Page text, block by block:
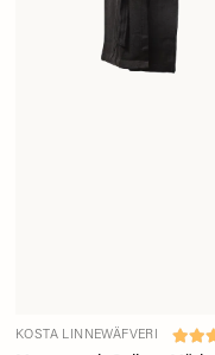
KOSTA LINNEWÄFVERI